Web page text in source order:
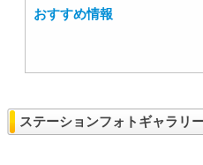
おすすめ情報
ステーションフォトギャラリ